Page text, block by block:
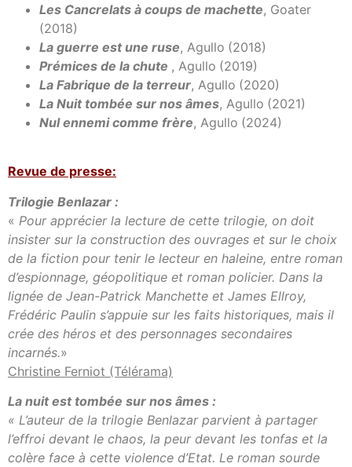
Les Cancrelats à coups de machette, Goater
(2018)
La guerre est une ruse, Agullo (2018)
Prémices de la chute , Agullo (2019)
La Fabrique de la terreur, Agullo (2020)
La Nuit tombée sur nos âmes, Agullo (2021)
Nul ennemi comme frère, Agullo (2024)
Revue de presse:
Trilogie Benlazar :
« Pour apprécier la lecture de cette trilogie, on doit
insister sur la construction des ouvrages et sur le choix
de la fiction pour tenir le lecteur en haleine, entre roman
d’espionnage, géopolitique et roman policier. Dans la
lignée de Jean-Patrick Manchette et James Ellroy,
Frédéric Paulin s’appuie sur les faits historiques, mais il
crée des héros et des personnages secondaires
incarnés.»
Christine Ferniot (Télérama)
La nuit est tombée sur nos âmes :
« L’auteur de la trilogie Benlazar parvient à partager
l’effroi devant le chaos, la peur devant les tonfas et la
colère face à cette violence d’Etat. Le roman sourde